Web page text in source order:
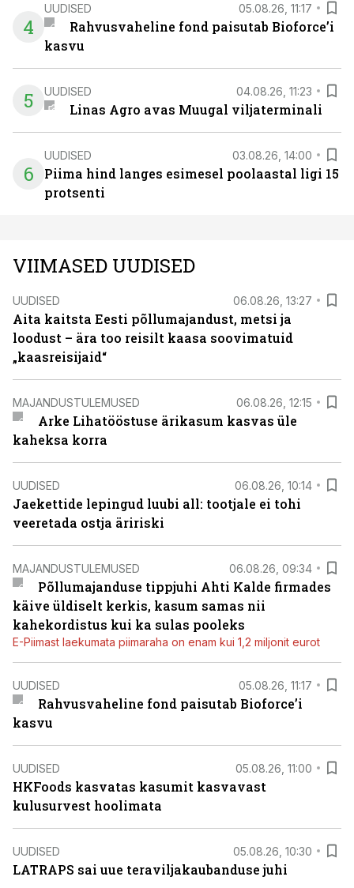
4
UUDISED 05.08.26, 11:17
Rahvusvaheline fond paisutab Bioforce’i
kasvu
5 UUDISED 04.08.26, 11:23
Linas Agro avas Muugal viljaterminali
6
UUDISED 03.08.26, 14:00
Piima hind langes esimesel poolaastal ligi 15
protsenti
VIIMASED UUDISED
UUDISED 06.08.26, 13:27
Aita kaitsta Eesti põllumajandust, metsi ja
loodust – ära too reisilt kaasa soovimatuid
„kaasreisijaid“
MAJANDUSTULEMUSED 06.08.26, 12:15
Arke Lihatööstuse ärikasum kasvas üle
kaheksa korra
UUDISED 06.08.26, 10:14
Jaekettide lepingud luubi all: tootjale ei tohi
veeretada ostja äririski
MAJANDUSTULEMUSED 06.08.26, 09:34
Põllumajanduse tippjuhi Ahti Kalde firmades
käive üldiselt kerkis, kasum samas nii
kahekordistus kui ka sulas pooleks
E-Piimast laekumata piimaraha on enam kui 1,2 miljonit eurot
UUDISED 05.08.26, 11:17
Rahvusvaheline fond paisutab Bioforce’i
kasvu
UUDISED 05.08.26, 11:00
HKFoods kasvatas kasumit kasvavast
kulusurvest hoolimata
UUDISED 05.08.26, 10:30
LATRAPS sai uue teraviljakaubanduse juhi